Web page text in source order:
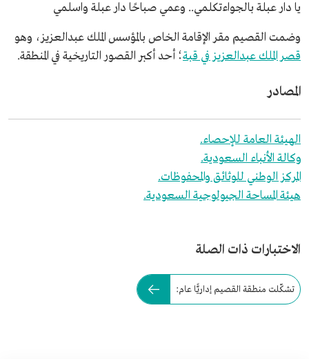
يا دار عبلة بالجواءتكلمي.. وعمي صباحًا دار عبلة واسلمي
وضمت القصيم مقر الإقامة الخاص بالمؤسس الملك عبدالعزيز، وهو
قصر الملك عبدالعزيز في قبة؛ أحد أكبر القصور التاريخية في المنطقة.
المصادر
الهيئة العامة للإحصاء.
وكالة الأنباء السعودية.
المركز الوطني للوثائق والمحفوظات.
هيئة المساحة الجيولوجية السعودية.
الاختبارات ذات الصلة
تشكّلت منطقة القصيم إداريًّا عام: